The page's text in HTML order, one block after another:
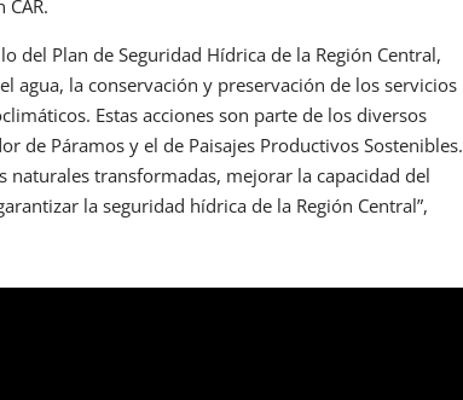
del Plan de Seguridad Hídrica de la Región Central,
agua, la conservación y preservación de los servicios
Estas acciones son parte de los diversos
de Páramos y el de Paisajes Productivos Sostenibles.
naturales transformadas, mejorar la capacidad del
la seguridad hídrica de la Región Central”,